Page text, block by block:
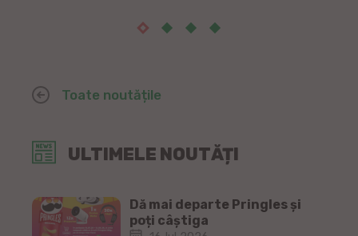
ULTIMELE NOUTĂȚI
Dă mai departe Pringles și
poți câștiga
Toate noutățile